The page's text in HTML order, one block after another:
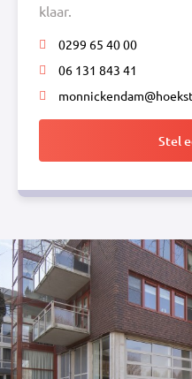
klaar.
0299 65 40 00
06 131 843 41
Stel